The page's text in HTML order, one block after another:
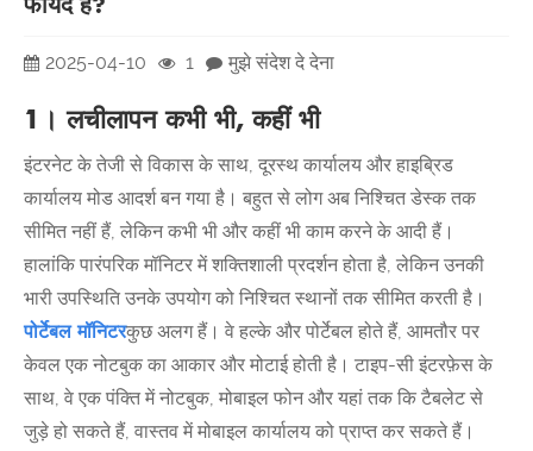
2025-04-10 1 मुझे संदेश दे देना
1। लचीलापन कभी भी, कहीं भी
इंटरनेट के तेजी से विकास के साथ, दूरस्थ कार्यालय और हाइब्रिड
कार्यालय मोड आदर्श बन गया है। बहुत से लोग अब निश्चित डेस्क तक
सीमित नहीं हैं, लेकिन कभी भी और कहीं भी काम करने के आदी हैं।
हालांकि पारंपरिक मॉनिटर में शक्तिशाली प्रदर्शन होता है, लेकिन उनकी
भारी उपस्थिति उनके उपयोग को निश्चित स्थानों तक सीमित करती है।
पोर्टेबल मॉनिटरकुछ अलग हैं। वे हल्के और पोर्टेबल होते हैं, आमतौर पर
केवल एक नोटबुक का आकार और मोटाई होती है। टाइप-सी इंटरफ़ेस के
साथ, वे एक पंक्ति में नोटबुक, मोबाइल फोन और यहां तक ​​कि टैबलेट से
जुड़े हो सकते हैं, वास्तव में मोबाइल कार्यालय को प्राप्त कर सकते हैं।